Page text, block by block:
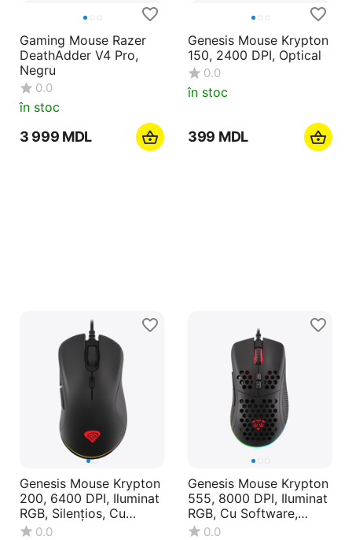
Genesis Mouse Krypton
200, 6400 DPI, Iluminat
RGB, Silențios, Cu
Software, Negru
0.0
Genesis Mouse Krypton
555, 8000 DPI, Iluminat
RGB, Cu Software,
Negru
0.0